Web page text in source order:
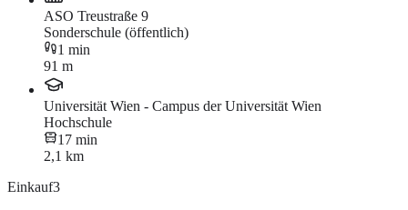
ASO Treustraße 9
Sonderschule (öffentlich)
1 min
91 m
Universität Wien - Campus der Universität Wien
Hochschule
17 min
2,1 km
Einkauf3